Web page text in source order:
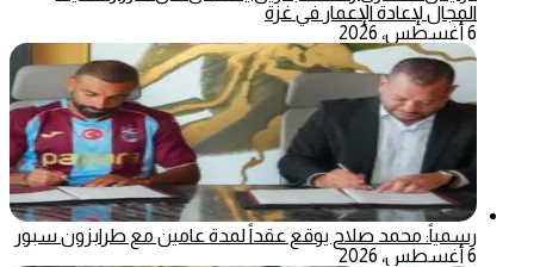
المجال لإعادة الإعمار في غزة
6 أغسطس، 2026
رسمياً: محمد صلاح يوقع عقداً لمدة عامين مع طرابزون سبور
6 أغسطس، 2026